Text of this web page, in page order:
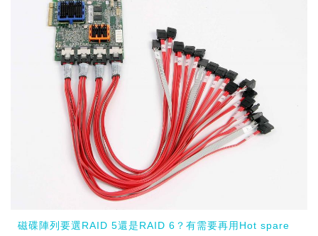
磁碟陣列要選RAID 5還是RAID 6？有需要再用Hot spare